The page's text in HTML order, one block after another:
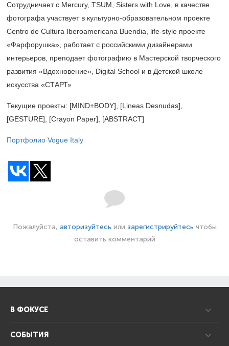
Сотрудничает с Mercury, TSUM, Sisters with Love, в качестве
фотографа участвует в культурно-образовательном проекте
Centro de Cultura Iberoamericana Buendia, life-style проекте
«Фарфорушка», работает с российскими дизайнерами
интерьеров, преподает фотографию в Мастерской творческого
развития «Вдохновение», Digital School и в Детской школе
искусства «СТАРТ»
Текущие проекты: [MIND+BODY], [Lineas Desnudas],
[GESTURE], [Crayon Paper], [ABSTRACT]
Портфолио Vogue Italy
Пожалуйста, авторизуйтесь или зарегистрируйтесь чтобы
оставить комментарий
В ФОКУСЕ
СОБЫТИЯ